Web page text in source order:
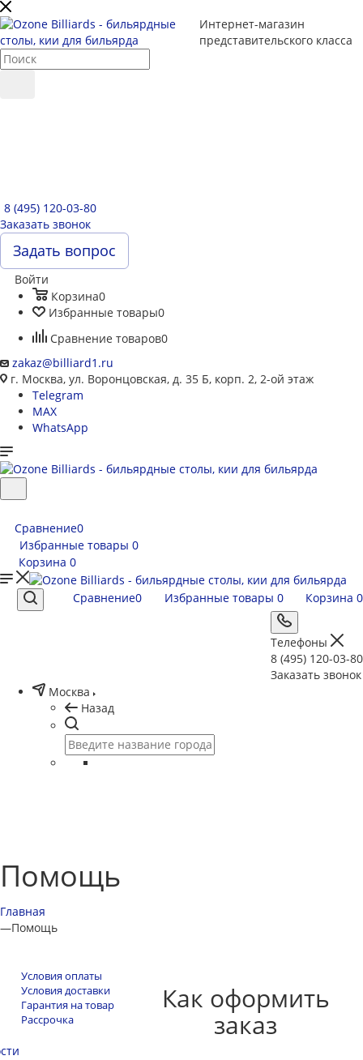
Интернет-магазин
представительского класса
8 (495) 120-03-80
Заказать звонок
Задать вопрос
Войти
Корзина0
Избранные товары0
Сравнение товаров0
zakaz@billiard1.ru
г. Москва, ул. Воронцовская, д. 35 Б, корп. 2, 2-ой этаж
Telegram
MAX
WhatsApp
Сравнение0
Избранные товары 0
Корзина 0
Сравнение0 Избранные товары 0 Корзина 0
Телефоны
8 (495) 120-03-80
Заказать звонок
Москва
Назад
Помощь
Главная
—Помощь
Как оформить
заказ
Условия оплаты
Условия доставки
Гарантия на товар
Рассрочка